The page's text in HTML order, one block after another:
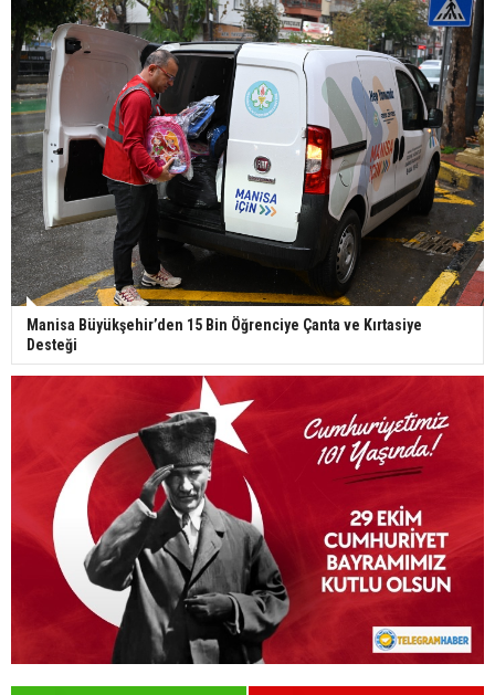
Manisa Büyükşehir’den 15 Bin Öğrenciye Çanta ve Kırtasiye
Desteği